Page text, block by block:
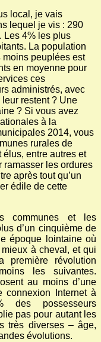
local, je vais
lequel je vis : 290
Les 4% les plus
La population
moins peuplées est
en moyenne pour
ces
administrés, avec
restent ? Une
? Si vous avez
à la
2014, vous
rurales de
entre autres et
ramasser les ordures
après tout qu’un
édile de cette
communes et les
d’un cinquième de
époque lointaine où
à cheval, et qui
première révolution
les suivantes.
au moins d’une
connexion Internet à
des possesseurs
pas pour autant les
très diverses – âge,
évolutions.